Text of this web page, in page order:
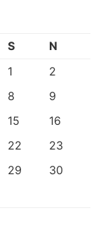
S
N
1
2
8
9
15
16
22
23
29
30